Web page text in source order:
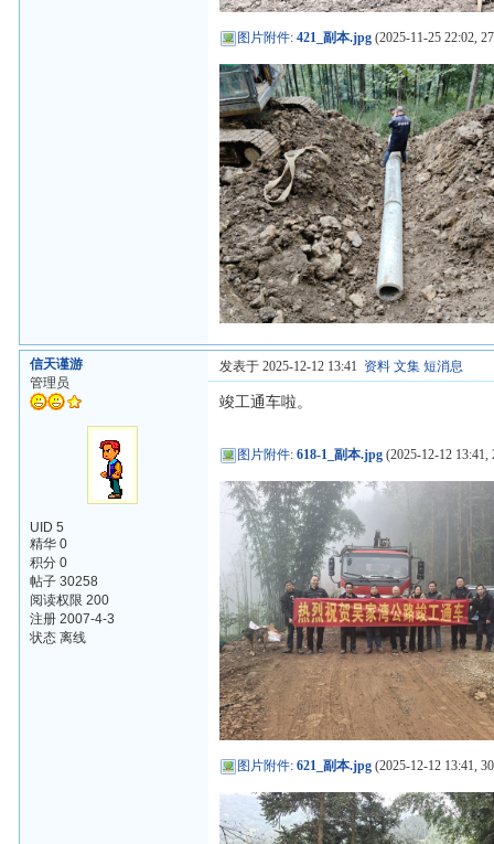
图片附件:421_副本.jpg (2025-11-25 22:02,
信天谨游
管理员
UID 5
精华 0
积分 0
帖子 30258
阅读权限 200
注册 2007-4-3
状态 离线
发表于 2025-12-12 13:41 资料 文集 短消息
竣工通车啦。
图片附件:618-1_副本.jpg (2025-12-12 13:41,
图片附件:621_副本.jpg (2025-12-12 13:41,